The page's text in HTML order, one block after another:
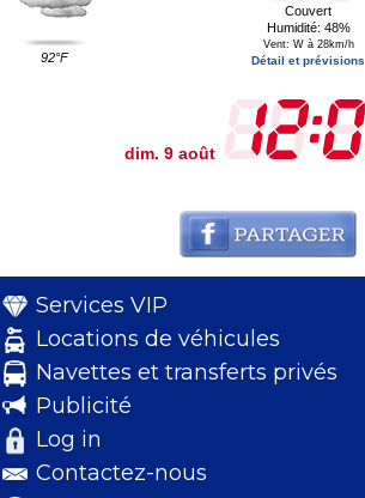
92°F
Couvert
Humidité: 48%
Vent: W à 28km/h
Détail et prévisions
dim. 9 août
Services VIP
Locations de véhicules
Navettes et transferts privés
Publicité
Log in
Contactez-nous